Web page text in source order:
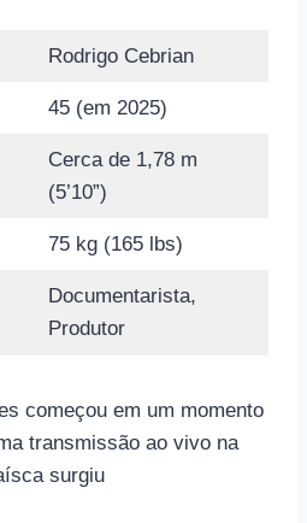
Rodrigo Cebrian
45 (em 2025)
Cerca de 1,78 m
(5’10”)
75 kg (165 lbs)
Documentarista,
Produtor
começou em um momento
transmissão ao vivo na
surgiu